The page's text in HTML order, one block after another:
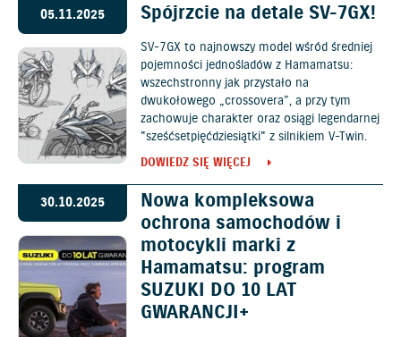
05.11.2025 Spójrzcie na detale SV-7GX!
SV-7GX to najnowszy model wśród średniej
pojemności jednośladów z Hamamatsu:
wszechstronny jak przystało na
dwukołowego „crossovera”, a przy tym
zachowuje charakter oraz osiągi legendarnej
"sześćsetpięćdziesiątki" z silnikiem V-Twin.
DOWIEDZ SIĘ WIĘCEJ
30.10.2025
Nowa kompleksowa
ochrona samochodów i
motocykli marki z
Hamamatsu: program
SUZUKI DO 10 LAT
GWARANCJI+